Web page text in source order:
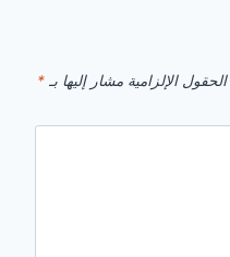
الحقول الإلزامية مشار إليها بـ *